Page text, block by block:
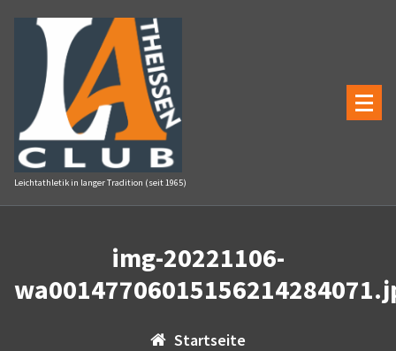
Inhalt
springen
Leichtathletik in langer Tradition (seit 1965)
img-20221106-
Startseite